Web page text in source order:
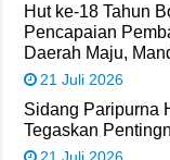
Hut ke-18 Tahun
Pencapaian
Daerah Maju,
21 Juli 2026
Sidang Paripurna
Tegaskan